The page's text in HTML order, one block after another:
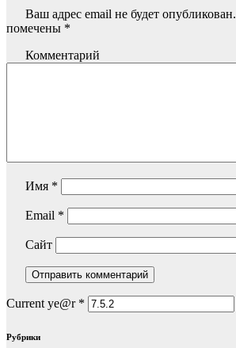
Ваш адрес email не будет опубликован.
помечены *
Комментарий
Имя *
Email *
Сайт
Current ye@r *
Рубрики